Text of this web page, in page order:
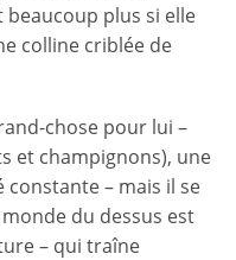
beaucoup plus si elle
colline criblée de
chose pour lui –
et champignons), une
constante – mais il se
du dessus est
– qui traîne